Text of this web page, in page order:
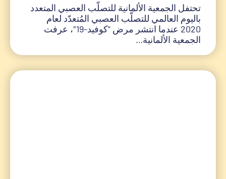
تحتفل الجمعية الألمانية للتصلّب العصبي المتعدد
باليوم العالمي للتصلّب العصبي المُتعدّد لعام
2020 عندما انتشر مرض “كوفيد-19″، عرفت
الجمعية الألمانية…